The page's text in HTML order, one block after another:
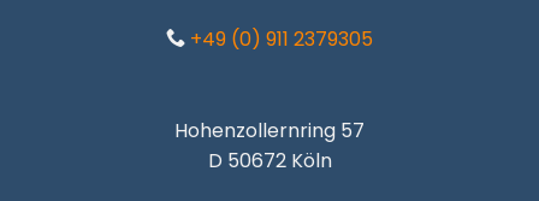
+49 (0) 911 2379305
Hohenzollernring 57
D 50672 Köln